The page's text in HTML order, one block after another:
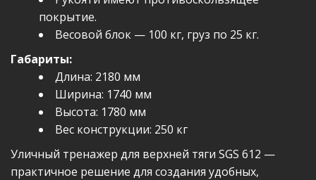
покрытие.
Весовой блок — 100 кг, груз по 25 кг.
Габариты:
Длина: 2180 мм
Ширина: 1740 мм
Высота: 1780 мм
Вес конструкции: 250 кг
Уличный тренажер для верхней тяги SGS 612 —
практичное решение для создания удобных,